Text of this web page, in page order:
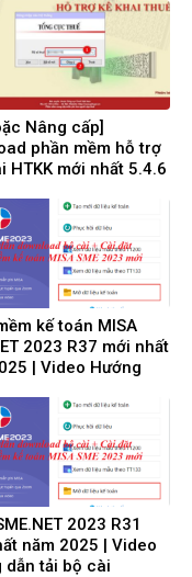
Download cài đặt
Nâng cấp]
phần mềm hỗ trợ
HTKK mới nhất 5.4.6
kế toán MISA
2023 R37 mới nhất
| Video Hướng
2023 R31
năm 2025 | Video
dẫn tải bộ cài